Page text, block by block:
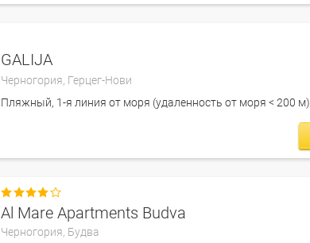
GALIJA
Черногория, Герцег-Нови
Пляжный, 1-я линия от моря (удаленность от моря < 200 м)

Al Mare Apartments Budva
Черногория, Будва